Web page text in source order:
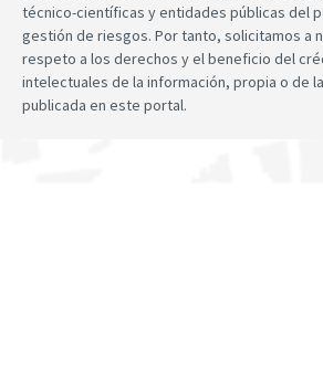
técnico-científicas y entidades públicas del
gestión de riesgos. Por tanto, solicitamos a
respeto a los derechos y el beneficio del
intelectuales de la información, propia o de
publicada en este portal.